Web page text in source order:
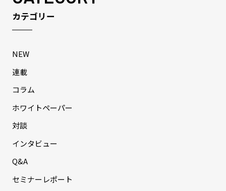
カテゴリー
NEW
連載
コラム
ホワイトペーパー
対談
インタビュー
Q&A
セミナーレポート